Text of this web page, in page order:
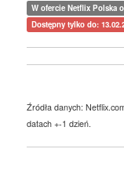
W ofercie Netflix Polska
Dostępny tylko do:
Źródła danych:
datach +-1 dzień.